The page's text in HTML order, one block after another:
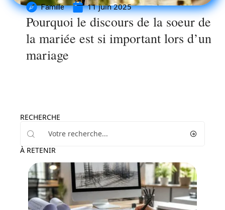
Famille 11 juin 2025
Pourquoi le discours de la soeur de
la mariée est si important lors d’un
mariage
RECHERCHE
À RETENIR